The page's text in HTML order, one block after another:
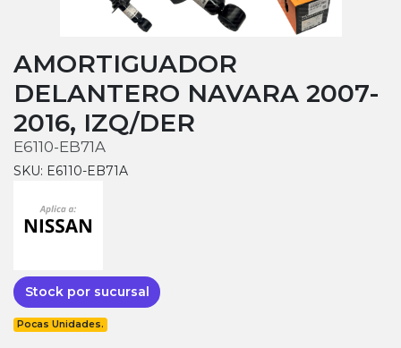
AMORTIGUADOR
DELANTERO NAVARA 2007-
2016, IZQ/DER
E6110-EB71A
SKU: E6110-EB71A
Stock por sucursal
Pocas Unidades.